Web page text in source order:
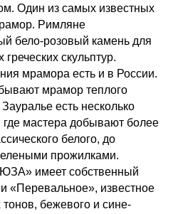
Один из самых известных
Римляне
бело-розовый камень для
скульптур.
мрамора есть и в России.
мрамор теплого
есть несколько
мастера добывают более
белого, до
прожилками.
имеет собственный
«Перевальное», известное
бежевого и сине-